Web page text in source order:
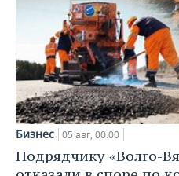
Бизнес 05 авг, 00:00
Подрядчику «Волго-